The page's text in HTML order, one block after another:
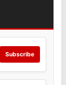
Subscribe